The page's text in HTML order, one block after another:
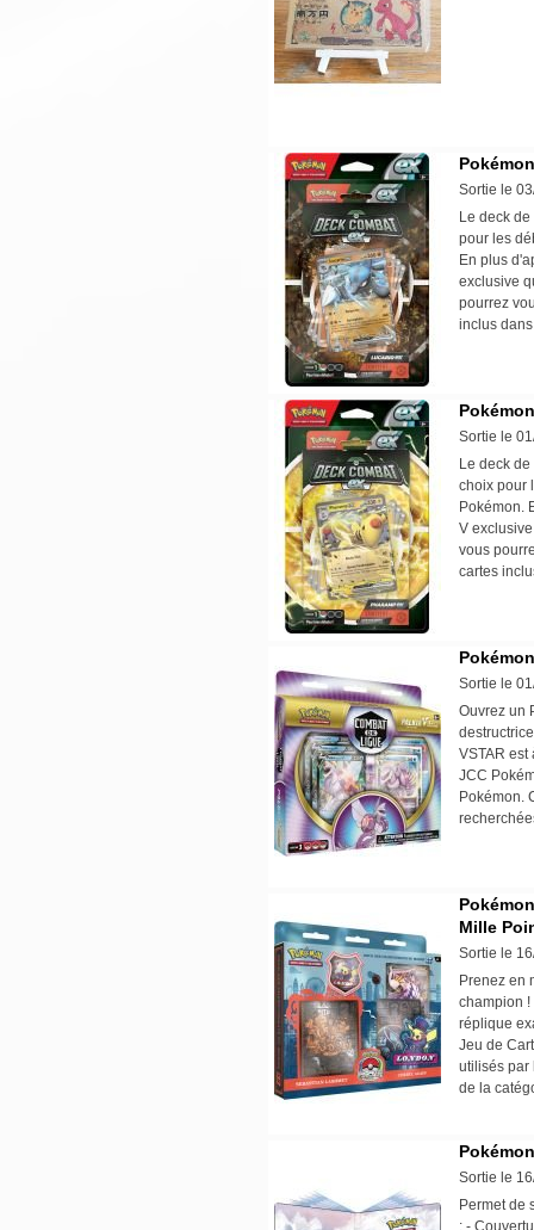
Sortie le
Le deck
pour les
En plus
exclusive
pourrez
inclus
Sortie le
Le deck
choix pour
Pokémon.
V
vous
cartes
Sortie le
Ouvrez un
VSTAR
JCC
Pokémon.
Mille
Sortie le
Prenez en
champion
réplique
Jeu de
utilisés par
de la
Sortie le
Permet de
: -